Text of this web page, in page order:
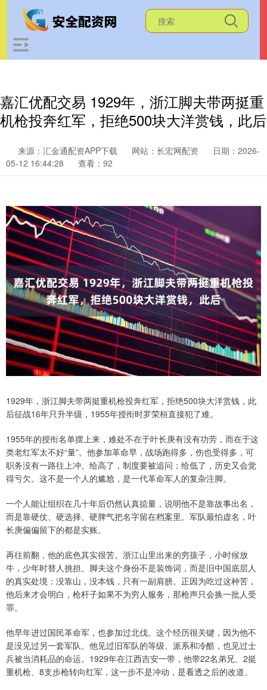
嘉汇优配交易 1929年，浙江脚夫带两挺重
机枪投奔红军，拒绝500块大洋赏钱，此后
来源：汇金通配资APP下载 网站：长宏网配资
日期：2026-
05-12 16:44:28
查看：92
1929年，浙江脚夫带两挺重机枪投奔红军，拒绝500块大洋赏钱，此
后征战16年只升半级，1955年授衔时罗荣桓直接犯了难。
1955年的授衔名单摆上来，难处不在于叶长庚有没有功劳，而在于这
类老红军太不好“量”。他参加革命早，战场跑得多，伤也受得多，可
职务没有一路往上冲。给高了，制度要被追问；给低了，历史又会觉
得亏欠。这不是一个人的尴尬，是一代革命军人的复杂注脚。
一个人能让组织在几十年后仍然认真掂量，说明他不是靠故事出名，
而是靠硬仗、硬选择、硬脾气把名字留在档案里。军队最怕虚名，叶
长庚偏偏留下的都是实账。
再往前翻，他的底色其实很苦。浙江山里出来的穷孩子，小时候放
牛，少年时替人挑担。脚夫这个身份不是装饰词，而是旧中国底层人
的真实处境：没靠山，没本钱，只有一副肩膀。正因为吃过这种苦，
他后来才会明白，枪杆子如果不为穷人服务，那枪声只会换一批人受
罪。
他早年进过国民革命军，也参加过北伐。这个经历很关键，因为他不
是没见过另一套军队。他见过旧军队的等级、派系和冷酷，也见过士
兵被当消耗品的命运。1929年在江西吉安一带，他带22名弟兄、2挺
重机枪、8支步枪转向红军，这一步不是冲动，是看透之后的改道。